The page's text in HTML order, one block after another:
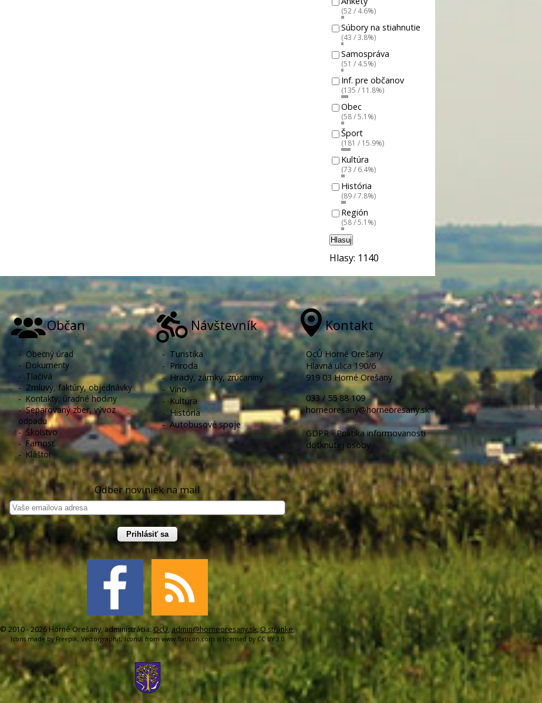
(52 / 4.6%)
Súbory na stiahnutie
(43 / 3.8%)
Samospráva
(51 / 4.5%)
Inf. pre občanov
(135 / 11.8%)
Obec
(58 / 5.1%)
Šport
(181 / 15.9%)
Kultúra
(73 / 6.4%)
História
(89 / 7.8%)
Región
(58 / 5.1%)
Hlasuj
Hlasy: 1140
Občan
- Obecný úrad
-Dokumenty
- Tlačivá
- Zmluvy, faktúry, objednávky
- Kontakty, úradné hodiny
-Separovaný zber, vývoz
odpadu
- Školstvo
- Farnosť
- Kláštor
Návštevník
- Turistika
- Príroda
-Hrady, zámky, zrúcaniny
-Víno
- Kultúra
- História
-Autobusové spoje
Kontakt
OcÚ Horné Orešany
Hlavná ulica 190/6
919 03 Horné Orešany
033 / 55 88 109
horneoresany@horneoresany.sk
GDPR - Politika informovanosti
dotknutej osoby
Odber noviniek na mail
Prihlásiť sa
© 2010 - 2026 Horné Orešany, administrácia: OcU, admin@horneoresany.sk,O stránke,
Icons made by Freepik, Vectorgraphit,Icons8 fromwww.flaticon.com is licensed by CC BY 3.0